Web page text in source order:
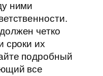
ними
четко
сроки их
подробный
все